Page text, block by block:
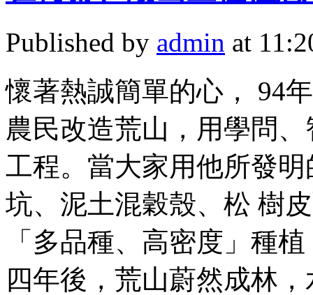
Published by admin at
懷著熱誠簡單的心， 94
農民改造荒山，用學問
工程。當大家用他所發
坑、泥土混穀殼、松 樹
「多品種、高密度」種
四年後，荒山蔚然成林